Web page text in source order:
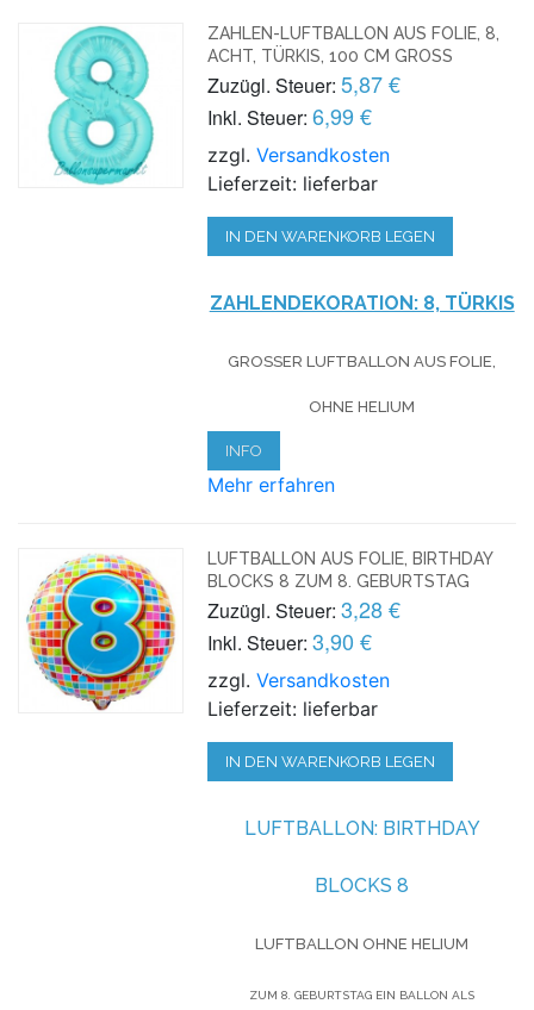
ZAHLEN-LUFTBALLON AUS FOLIE, 8,
ACHT, TÜRKIS, 100 CM GROSS
Zuzügl. Steuer: 5,87 €
Inkl. Steuer: 6,99 €
zzgl.Versandkosten
Lieferzeit: lieferbar
IN DEN WARENKORB LEGEN
ZAHLENDEKORATION: 8, TÜRKIS
GROSSER LUFTBALLON AUS FOLIE, O
HNE HELIUM
INFO
Mehr erfahren
LUFTBALLON AUS FOLIE, BIRTHDAY
BLOCKS 8 ZUM 8. GEBURTSTAG
Zuzügl. Steuer: 3,28 €
Inkl. Steuer: 3,90 €
zzgl.Versandkosten
Lieferzeit: lieferbar
IN DEN WARENKORB LEGEN
LUFTBALLON:BIRTHDAY
BLOCKS 8
LUFTBALLON OHNE HELIUM
ZUM 8. GEBURTSTAG EIN BALLON ALS